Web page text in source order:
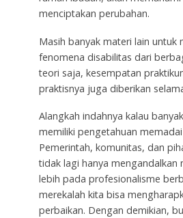
menciptakan perubahan.
Masih banyak materi lain untuk
fenomena disabilitas dari
teori saja, kesempatan
praktisnya juga diberikan
Alangkah indahnya kalau
memiliki pengetahuan
Pemerintah, komunitas, dan
tidak lagi hanya mengandalkan
lebih pada profesionalisme
merekalah kita bisa
perbaikan. Dengan demikian,